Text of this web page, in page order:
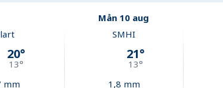
Mån 10 aug
20°
13°
mm
SMHI
21°
13°
1,8 mm